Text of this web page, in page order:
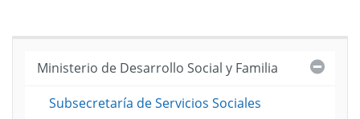
Ministerio de Desarrollo Social y Familia
Subsecretaría de Servicios Sociales